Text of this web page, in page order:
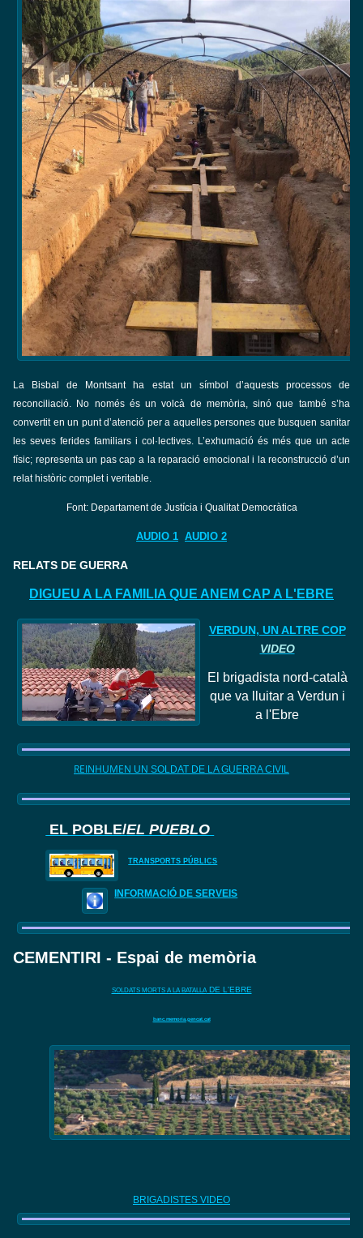
La Bisbal de Montsant ha estat un símbol d’aquests processos de
reconciliació. No només és un volcà de memòria, sinó que també s’ha
convertit en un punt d’atenció per a aquelles persones que busquen sanitar
les seves ferides familiars i col·lectives. L’exhumació és més que un acte
físic; representa un pas cap a la reparació emocional i la reconstrucció d’un
relat històric complet i veritable.
Font: Departament de Justícia i Qualitat Democràtica
AUDIO 1 AUDIO 2
RELATS DE GUERRA
DIGUEU A LA FAMILIA QUE ANEM CAP A L'EBRE
VERDUN, UN ALTRE COP
VIDEO
El brigadista nord-català
que va lluitar a Verdun i
a l'Ebre
REINHUMEN UN SOLDAT DE LA GUERRA CIVIL
EL POBLE/EL PUEBLO
TRANSPORTS PÚBLICS
INFORMACIÓ DE SERVEIS
CEMENTIRI - Espai de memòria
SOLDATS MORTS A LA BATALLADE L'EBRE
banc.memoria.gencat.cat
BRIGADISTES VIDEO